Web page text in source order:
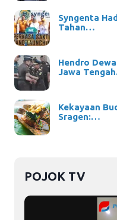
Syngenta
Tahan…
Hendro
Jawa
Kekayaan
Sragen:…
POJOK TV